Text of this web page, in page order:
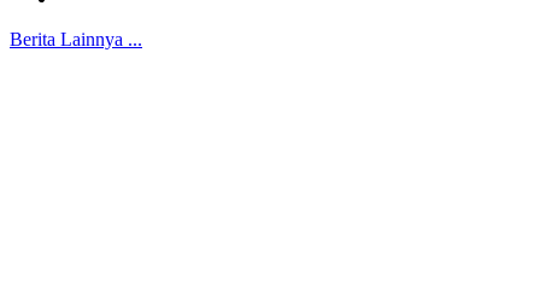
Berita Lainnya ...